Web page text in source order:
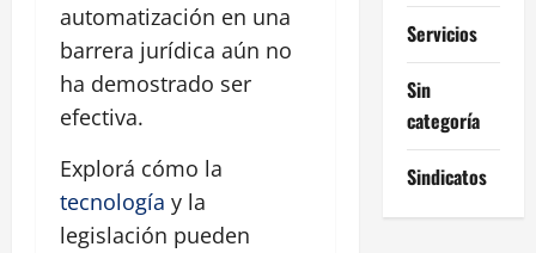
automatización en una
barrera jurídica aún no
ha demostrado ser
efectiva.
Explorá cómo la
tecnología y la
legislación pueden
Servicios
Sin
categoría
Sindicatos